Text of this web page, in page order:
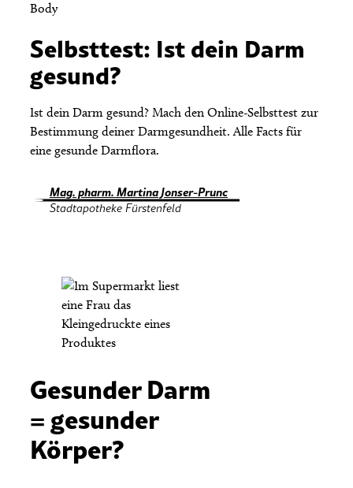
Body
Selbsttest: Ist dein Darm
gesund?
Ist dein Darm gesund? Mach den Online-Selbsttest zur
Bestimmung deiner Darmgesundheit. Alle Facts für
eine gesunde Darmflora.
Mag. pharm. Martina Jonser-Prunc
Stadtapotheke Fürstenfeld
Gesunder Darm
= gesunder
Körper?